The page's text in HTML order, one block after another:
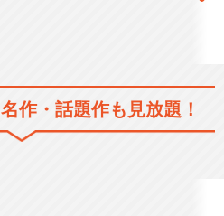
名作・話題作も見放題！